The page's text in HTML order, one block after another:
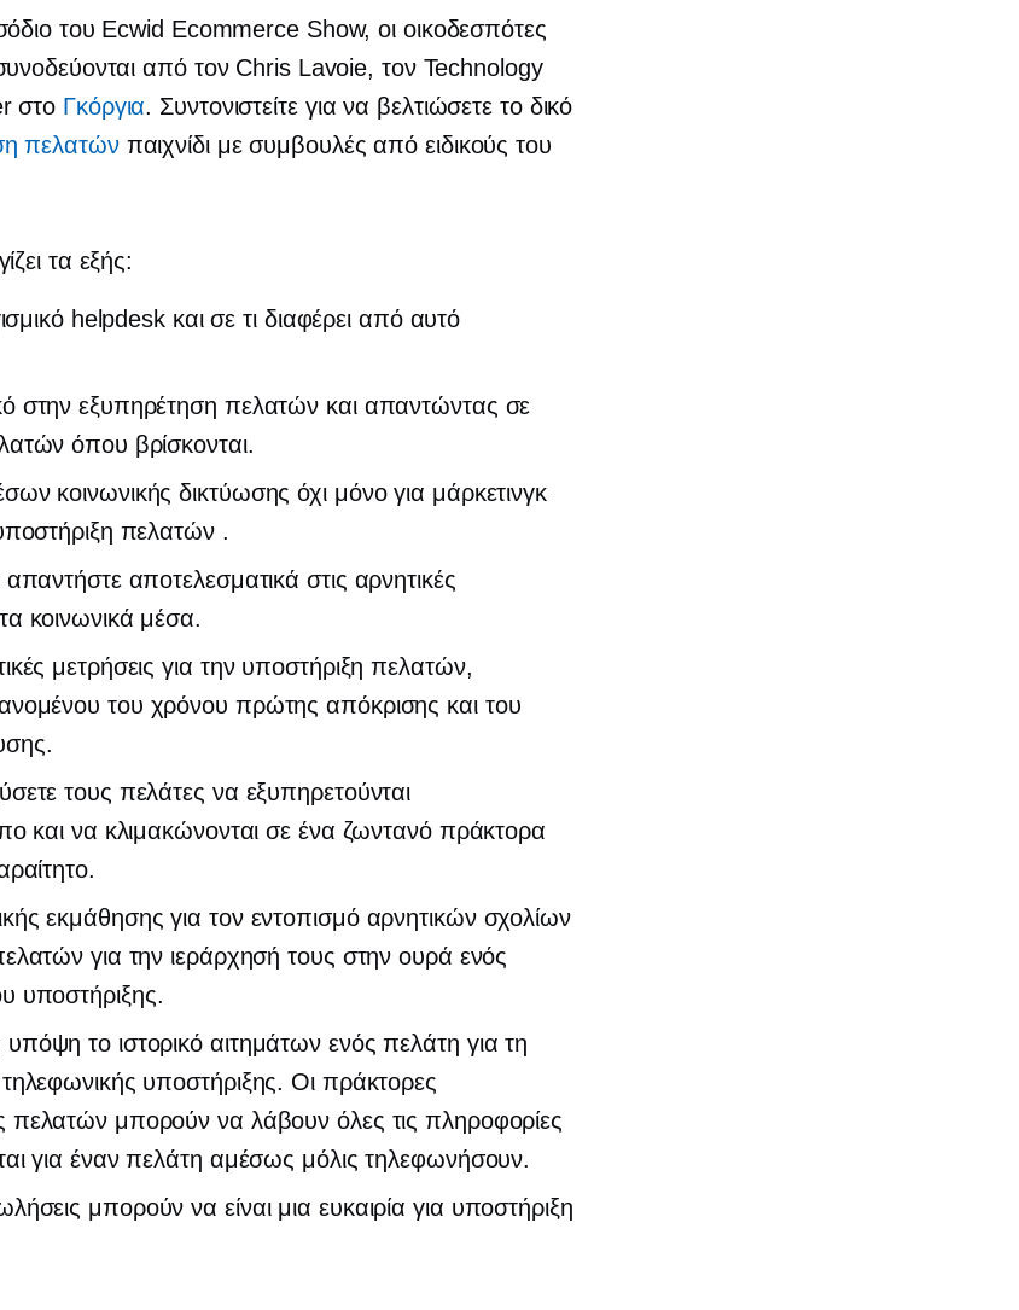
του Ecwid Ecommerce Show, οι οικοδεσπότες
από τον Chris Lavoie, τον Technology
στο Γκόργια. Συντονιστείτε για να βελτιώσετε το δικό
πελατώνπαιχνίδι με συμβουλές από ειδικούς του
τα εξής:
helpdesk και σε τι διαφέρει από αυτό
στην εξυπηρέτηση πελατών και απαντώντας σε
όπου βρίσκονται.
κοινωνικής δικτύωσης όχι μόνο για μάρκετινγκ
πελατών .
απαντήστε αποτελεσματικά στις αρνητικές
κοινωνικά μέσα.
μετρήσεις για την υποστήριξη πελατών,
του χρόνου πρώτης απόκρισης και του
τους πελάτες να εξυπηρετούνται
και να κλιμακώνονται σε ένα ζωντανό πράκτορα
εκμάθησης για τον εντοπισμό αρνητικών σχολίων
για την ιεράρχησή τους στην ουρά ενός
υποστήριξης.
το ιστορικό αιτημάτων ενός πελάτη για τη
υποστήριξης. Οι πράκτορες
πελατών μπορούν να λάβουν όλες τις πληροφορίες
για έναν πελάτη αμέσως μόλις τηλεφωνήσουν.
μπορούν να είναι μια ευκαιρία για υποστήριξη